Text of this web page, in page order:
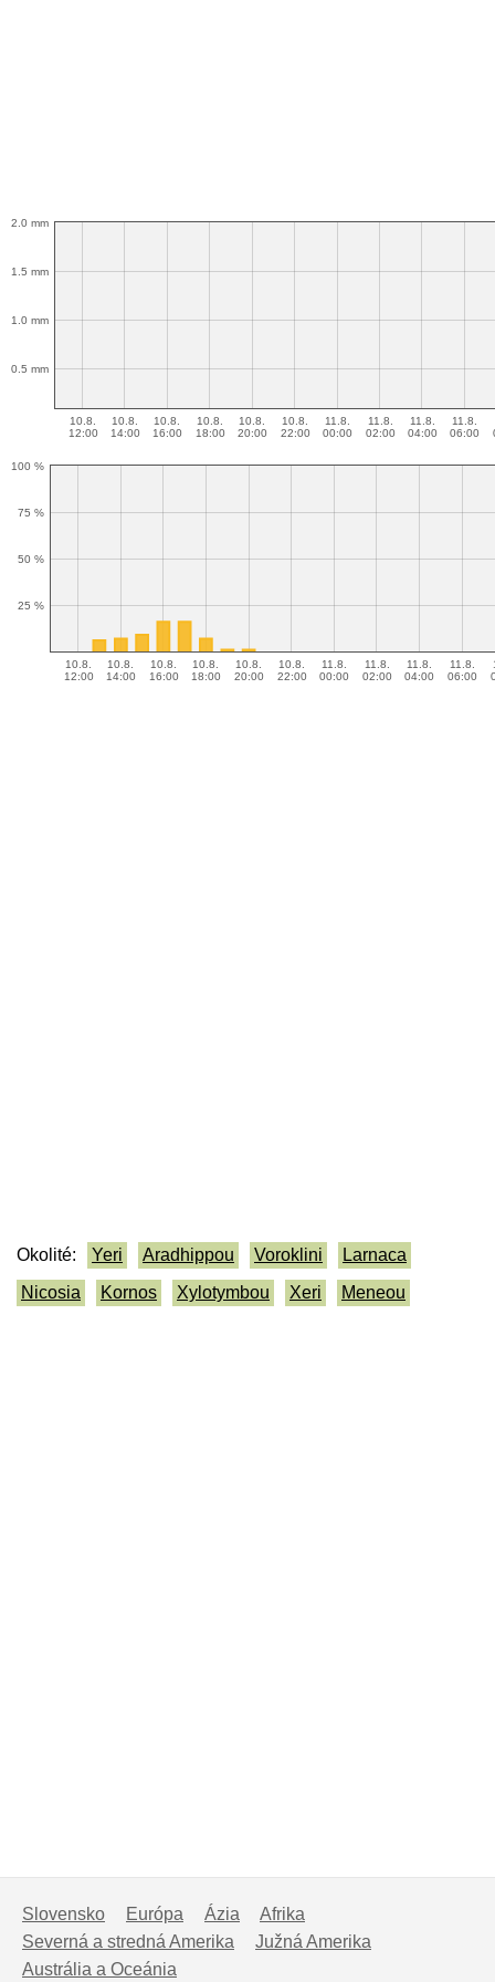
10.8.
12:00
10.8.
14:00
10.8.
16:00
10.8.
18:00
10.8.
20:00
10.8.
22:00
11.8.
00:00
11.8.
02:00
11.8.
04:00
11.8.
06:00
0.5 mm
1.0 mm
1.5 mm
2.0 mm
10.8.
12:00
10.8.
14:00
10.8.
16:00
10.8.
18:00
10.8.
20:00
10.8.
22:00
11.8.
00:00
11.8.
02:00
11.8.
04:00
11.8.
06:00
25 %
50 %
75 %
100 %
Okolité: Yeri Aradhippou Voroklini
Larnaca
Nicosia
Kornos Xylotymbou Xeri Meneou
Slovensko Európa Ázia
Afrika
Severná a stredná Amerika
Južná Amerika
Austrália a Oceánia